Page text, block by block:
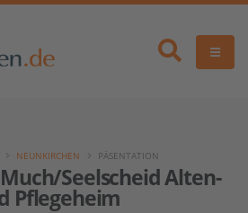
Seelscheid Alten-
Pflegeheim
NEUNKIRCHEN PÄSENTATION